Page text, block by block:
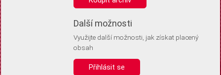
Díky němu příště poznáme, že se jedná o stejné zařízení, a
Identifikátor je zcela anonymní.
Vaše souhlasy a odmítnutí si ukládáme do vašeho zařízení, abychom se
vás už příště znovu neptali. Můžete je kdykoli později upravit ve Správě
Další možnosti
Využijte další možnosti, jak získat placený
obsah
Přihlásit se